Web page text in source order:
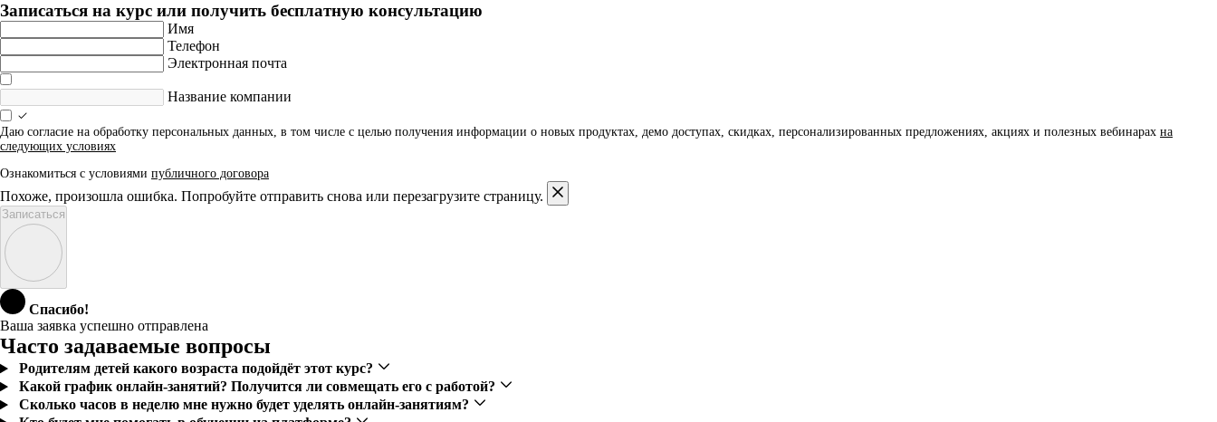
Записаться на курс или получить бесплатную консультацию
Имя
Телефон
Электронная почта
Название компании
Даю согласие на обработку персональных данных, в том числе с целью получения информации о новых продуктах, демо доступах, скидках, персонализированных предложениях, акциях и полезных вебинарах на
следующих условиях
Ознакомиться с условиями публичного договора
Похоже, произошла ошибка. Попробуйте отправить снова или перезагрузите страницу.
Записаться
Спасибо!
Ваша заявка успешно отправлена
Часто задаваемые вопросы
Родителям детей какого возраста подойдёт этот курс?
Какой график онлайн-занятий? Получится ли совмещать его с работой?
Сколько часов в неделю мне нужно будет уделять онлайн-занятиям?